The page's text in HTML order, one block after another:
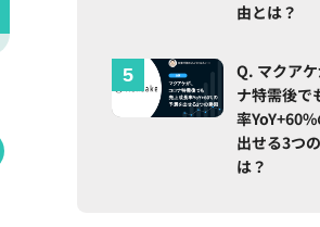
由とは？
Q. マクア
ナ特需後で
率
出せる3つ
は？